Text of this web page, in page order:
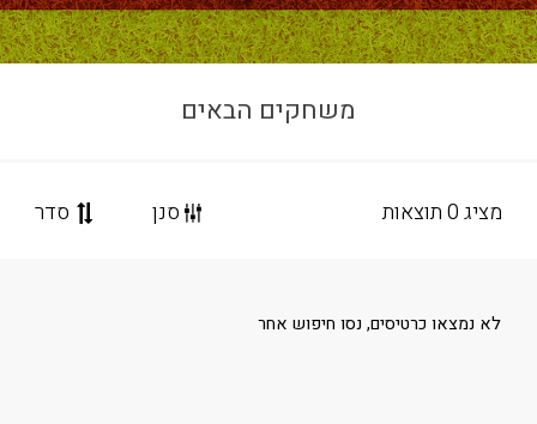
משחקים הבאים
מציג 0 תוצאות סנן סדר
לא נמצאו כרטיסים, נסו חיפוש אחר